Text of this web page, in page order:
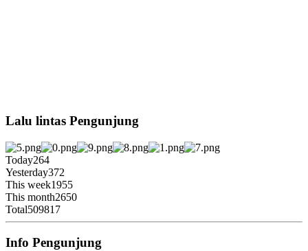
Lalu lintas Pengunjung
Today264
Yesterday372
This week1955
This month2650
Total509817
Info Pengunjung